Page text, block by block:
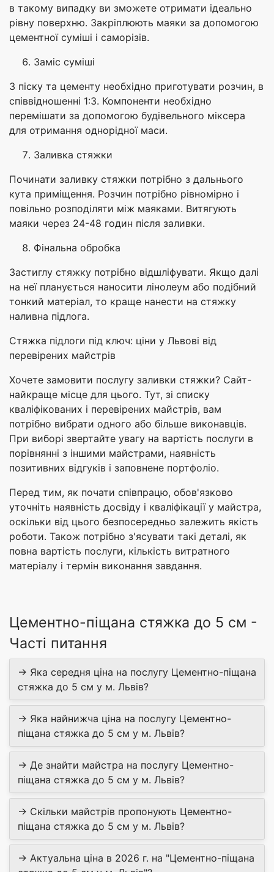
в такому випадку ви зможете отримати ідеально
рівну поверхню. Закріплюють маяки за допомогою
цементної суміші і саморізів.
Заміс суміші
З піску та цементу необхідно приготувати розчин, в
співвідношенні 1:3. Компоненти необхідно
перемішати за допомогою будівельного міксера
для отримання однорідної маси.
Заливка стяжки
Починати заливку стяжки потрібно з дальнього
кута приміщення. Розчин потрібно рівномірно і
повільно розподіляти між маяками. Витягують
маяки через 24-48 годин після заливки.
Фінальна обробка
Застиглу стяжку потрібно відшліфувати. Якщо далі
на неї планується наносити лінолеум або подібний
тонкий матеріал, то краще нанести на стяжку
наливна підлога.
Стяжка підлоги під ключ: ціни у Львові від
перевірених майстрів
Хочете замовити послугу заливки стяжки? Сайт-
найкраще місце для цього. Тут, зі списку
кваліфікованих і перевірених майстрів, вам
потрібно вибрати одного або більше виконавців.
При виборі звертайте увагу на вартість послуги в
порівнянні з іншими майстрами, наявність
позитивних відгуків і заповнене портфоліо.
Перед тим, як почати співпрацю, обов'язково
уточніть наявність досвіду і кваліфікації у майстра,
оскільки від цього безпосередньо залежить якість
роботи. Також потрібно з'ясувати такі деталі, як
повна вартість послуги, кількість витратного
матеріалу і термін виконання завдання.
Цементно-піщана стяжка до 5 см -
Часті питання
→ Яка середня ціна на послугу Цементно-піщана
стяжка до 5 см у м. Львів?
→ Яка найнижча ціна на послугу Цементно-
піщана стяжка до 5 см у м. Львів?
→ Де знайти майстра на послугу Цементно-
піщана стяжка до 5 см у м. Львів?
→ Скільки майстрів пропонують Цементно-
піщана стяжка до 5 см у м. Львів?
→ Актуальна ціна в 2026 г. на "Цементно-піщана